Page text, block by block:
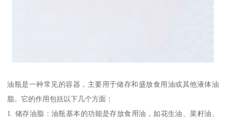
油瓶是一种常见的容器，主要用于储存和盛放食用油或其他液体油
脂。它的作用包括以下几个方面：
1. 储存油脂：油瓶基本的功能是存放食用油，如花生油、菜籽油、